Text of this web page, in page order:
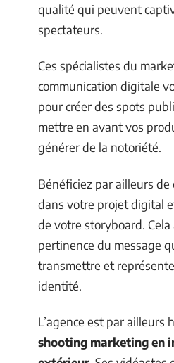
qualité qui peuvent
spectateurs.
Ces spécialistes du
communication digitale
pour créer des spots
mettre en avant vos
générer de la notoriété.
Bénéficiez par ailleurs de
dans votre projet digital
de votre storyboard. Cela
pertinence du message
transmettre et
identité.
L’agence est par ailleurs
shooting marketing en